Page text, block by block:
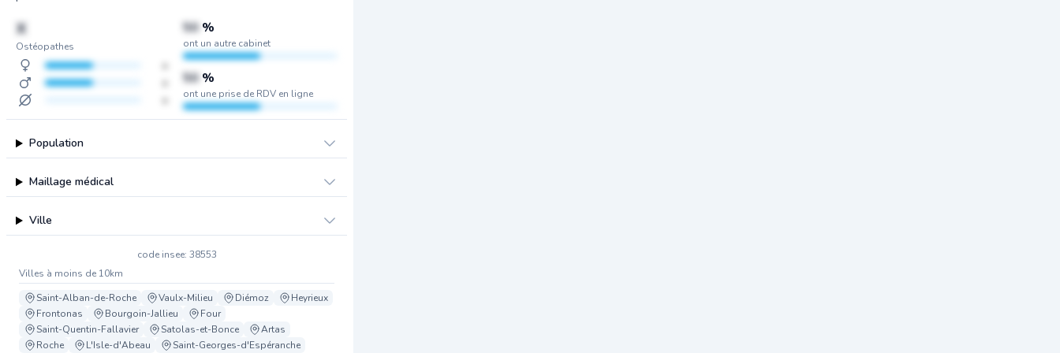
X
Ostéopathes
50 %
ont un autre cabinet
50 %
ont une prise de RDV en ligne
Population
Maillage médical
Ville
code insee: 38553
Villes à moins de 10km
Saint-Alban-de-Roche
Vaulx-Milieu Diémoz
Heyrieux
Frontonas
Bourgoin-Jallieu
Four
Saint-Quentin-Fallavier
Satolas-et-Bonce
Artas
Roche
L'Isle-d'Abeau Saint-Georges-d'Espéranche